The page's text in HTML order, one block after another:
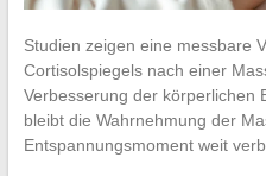
Studien zeigen eine messbare
Cortisolspiegels nach einer
Verbesserung der körperlichen
bleibt die Wahrnehmung der
Entspannungsmoment weit